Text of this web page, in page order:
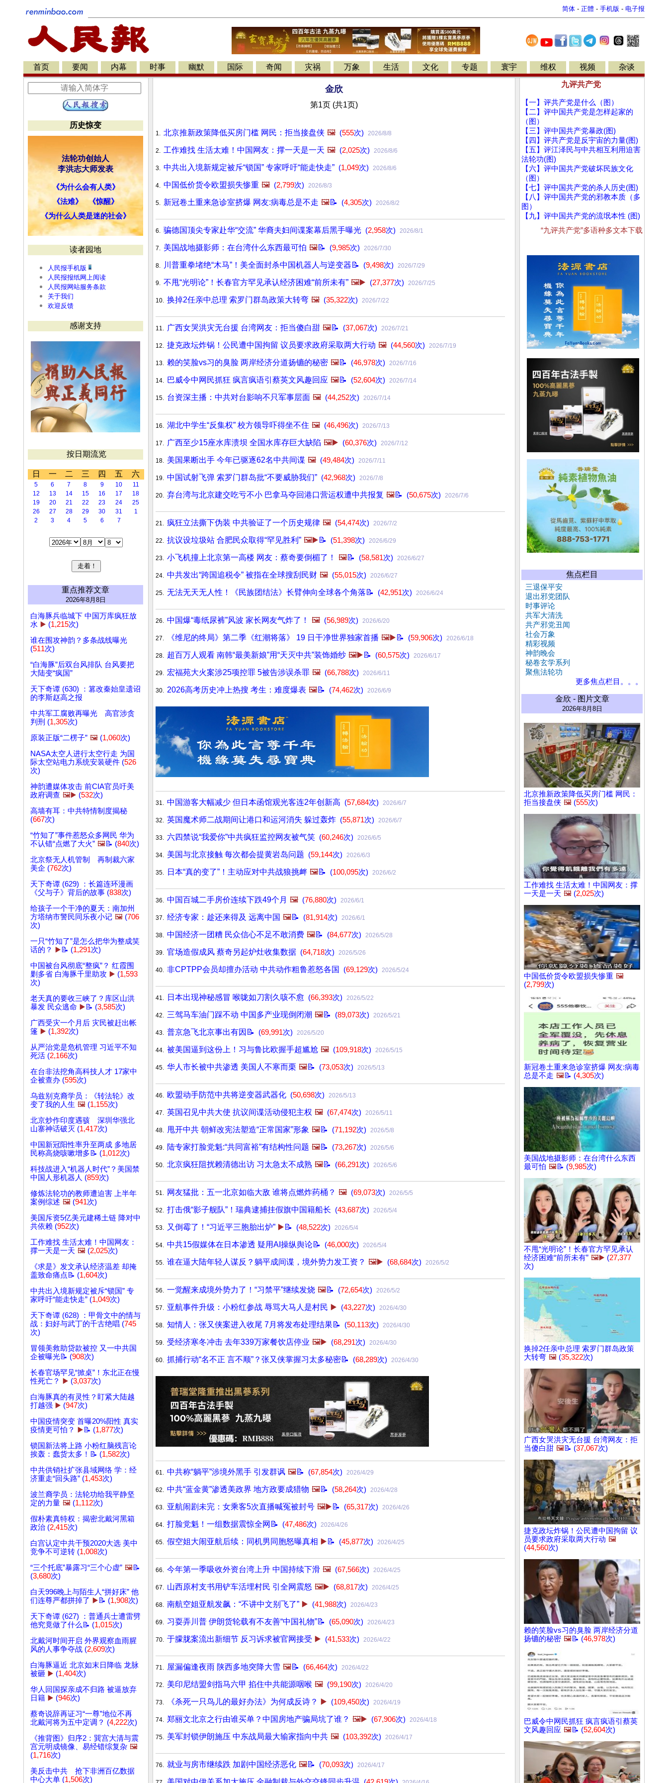
简体 - 正體 - 手机版 - 电子报
首页 要闻 内幕 时事 幽默 国际 奇闻 灾祸 万象 生活 文化 专题 寰宇 维权 视频 杂谈
历史惊变
法轮功创始人
李洪志大师发表
《为什么会有人类》
《法难》
《惊醒》
《为什么人类是迷的社会》
读者园地
人民报手机版
人民报报纸网上阅读
人民报网站服务条款
关于我们
欢迎反馈
感谢支持
按日期流览
日 一 二 三 四 五 六
5 6 7 8 9 10
11
12
13 14 15 16 17
18
19
20 21 22 23 24
25
26
27 28 29 30 31
1
2
3 4 5 6 7
重点推荐文章
2026年8月8日
白海豚兵临城下 中国万库疯狂放
水 ▶️ (1,215次)
谁在围攻神韵？多条战线曝光
(511次)
“白海豚”后双台风排队 台风要把
大陆变“疯国”
天下奇谭 (630) ：篡改秦始皇遗诏
的李斯赵高之报
中共军工腐败再曝光 高官涉贪
判刑 (1,305次)
原装正版“二楞子” 🖼️ (1,060次)
NASA太空人进行太空行走 为国
际太空站电力系统安装硬件 (526
次)
神韵遭媒体攻击 前CIA官员吁美
政府调查 🖼️▶️ (532次)
高墙有耳：中共特情制度揭秘
(667次)
“竹知了”事件惹怒众多网民 华为
不认错“点燃了大火” 🖼️📝 (840次)
北京祭无人机管制 再制裁六家
美企 (762次)
天下奇谭 (629) ：长篇连环漫画
《父与子》背后的故事 (838次)
给孩子一个干净的夏天：南加州
方塔纳市警民同乐夜小记 🖼️ (706
次)
一只“竹知了”是怎么把华为整成笑
话的？
▶️📝 (1,291次)
中国被台风彻底“整疯”？ 红霞围
剿多省 白海豚千里助攻 ▶️ (1,593
次)
老天真的要收三峡了？库区山洪
暴发 民众逃命 ▶️📝 (3,585次)
广西受灾一个月后 灾民被赶出帐
篷 ▶️ (1,392次)
从严治党是危机管理 习近平不知
死活 (2,166次)
在台非法挖角高科技人才 17家中
企被查办 (595次)
乌兹别克裔学员：《转法轮》改
变了我的人生 🖼️ (1,155次)
北京炒作印度遇骇 深圳华强北
山寨神话破灭 (1,417次)
中国新冠阳性率升至两成 多地居
民称高烧咳嗽增多📝 (1,012次)
科技战进入“机器人时代”？美国禁
中国人形机器人 (859次)
修炼法轮功的教师遭迫害 上半年
案例综述 🖼️ (941次)
美国斥资5亿美元建稀土链 降对中
共依赖 (952次)
工作难找 生活太难！中国网友：
撑一天是一天 🖼️ (2,025次)
《求是》发文承认经济温差 却掩
盖致命痛点📝 (1,604次)
中共出入境新规定被斥“锁国” 专
家呼吁“能走快走” (1,049次)
天下奇谭 (628) ：甲骨文中的情与
战：妇好与武丁的千古绝唱 (745
次)
冒领美救助贷款被控 又一中共国
企被曝光📝 (908次)
长春官场罕见“掀桌”！东北正在慢
性死亡？
▶️ (3,037次)
白海豚真的有灵性？盯紧大陆越
打越强 ▶️ (947次)
中国疫情突变 首曝20%阳性 真实
疫情更可怕？
▶️📝 (1,877次)
锁国新法将上路 小粉红脑残言论
挨轰：蠢货太多！📝 (1,582次)
中共供销社扩张县域网络 学：经
济重走“回头路” (1,453次)
波兰裔学员：法轮功给我平静坚
定的力量 🖼️ (1,112次)
假朴素真特权：揭密北戴河黑箱
政治 (2,415次)
白宫认定中共干预2020大选 美中
竞争不可逆转 (1,008次)
“三个托底”暴露习“三个心虚” 🖼️📝
(3,680次)
白天996晚上与陌生人“拼好床” 他
们连尊严都拼掉了 ▶️📝 (1,908次)
天下奇谭 (627) ：普通兵士遭雷劈
他究竟做了什么📝 (1,015次)
北戴河时间开启 外界观察血雨腥
风的人事争夺战 (2,609次)
白海豚逼近 北京如末日降临 龙脉
被砸 ▶️ (1,404次)
华人回国探亲成不归路 被逼放弃
日籍 ▶️ (946次)
蔡奇说辞再证习“一尊”地位不再
北戴河将为五中定调？ (4,222次)
《推背图》归序2：巽宫大清与震
宫元明成镜像、易经错综复杂 🖼️
(1,716次)
美反击中共 抢下非洲百亿数据
中心大单 (1,506次)
金欣
第1页 (共1页)
1. 北京推新政策降低买房门槛 网民：拒当接盘侠 🖼️ (555次) 2026/8/8
2. 工作难找 生活太难！中国网友：撑一天是一天 🖼️ (2,025次) 2026/8/6
3. 中共出入境新规定被斥“锁国” 专家呼吁“能走快走” (1,049次) 2026/8/6
4. 中国低价货令欧盟损失惨重 🖼️ (2,799次) 2026/8/3
5. 新冠卷土重来急诊室挤爆 网友:病毒总是不走 🖼️📝 (4,305次) 2026/8/2
6. 骗德国顶尖专家赴华“交流” 华裔夫妇间谍案幕后黑手曝光 (2,958次) 2026/8/1
7. 美国战地摄影师：在台湾什么东西最可怕 🖼️📝 (9,985次) 2026/7/30
8. 川普重拳堵绝“木马”！美全面封杀中国机器人与逆变器📝 (9,498次) 2026/7/29
9. 不甩“光明论”！长春官方罕见承认经济困难“前所未有” 🖼️▶️ (27,377次) 2026/7/25
10. 换掉2任亲中总理 索罗门群岛政策大转弯 🖼️ (35,322次) 2026/7/22
11. 广西女哭洪灾无台援 台湾网友：拒当傻白甜 🖼️📝 (37,067次) 2026/7/21
12. 捷克政坛炸锅！公民遭中国拘留 议员要求政府采取两大行动 🖼️ (44,560次) 2026/7/19
13. 赖的笑脸vs习的臭脸 两岸经济分道扬镳的秘密 🖼️📝 (46,978次) 2026/7/16
14. 巴威令中网民抓狂 疯言疯语引蔡英文风趣回应 🖼️📝 (52,604次) 2026/7/14
15. 台资深主播：中共对台影响不只军事层面 🖼️ (44,252次) 2026/7/14
16. 湖北中学生“反集权” 校方领导吓得坐不住 🖼️ (46,496次) 2026/7/13
17. 广西至少15座水库溃坝 全国水库存巨大缺陷 🖼️▶️ (60,376次) 2026/7/12
18. 美国果断出手 今年已驱逐62名中共间谍 🖼️ (49,484次) 2026/7/11
19. 中国试射飞弹 索罗门群岛批“不要威胁我们” (42,968次) 2026/7/8
20. 弃台湾与北京建交吃亏不小 巴拿马夺回港口营运权遭中共报复 🖼️📝 (50,675次) 2026/7/6
21. 疯狂立法撕下伪装 中共验证了一个历史规律 🖼️ (54,474次) 2026/7/2
22. 抗议设垃圾站 合肥民众取得“罕见胜利” 🖼️▶️ 📝 (51,398次) 2026/6/29
23. 小飞机撞上北京第一高楼 网友：蔡奇要倒楣了！ 🖼️📝 (58,581次) 2026/6/27
24. 中共发出“跨国追税令” 被指在全球搜刮民财 🖼️ (55,015次) 2026/6/27
25. 无法无天无人性！《民族团结法》长臂伸向全球各个角落📝 (42,951次) 2026/6/24
26. 中国爆“毒纸尿裤”风波 家长网友气炸了！ 🖼️ (56,989次) 2026/6/20
27. 《维尼的终局》第二季《红潮将落》 19 日干净世界独家首播 🖼️▶️ 📝 (59,906次) 2026/6/18
28. 超百万人观看 南韩“最美新娘”用“天灭中共”装饰婚纱 🖼️▶️ 📝 (60,575次) 2026/6/17
29. 宏福苑大火案涉25项控罪 5被告涉误杀罪 🖼️ (66,788次) 2026/6/11
30. 2026高考历史冲上热搜 考生：难度爆表 🖼️📝 (74,462次) 2026/6/9
31. 中国游客大幅减少 但日本函馆观光客连2年创新高 (57,684次) 2026/6/7
32. 英国魔术师二战期间让港口和运河消失 躲过轰炸 (55,871次) 2026/6/7
33. 六四禁说“我爱你”中共疯狂监控网友被气笑 (60,246次) 2026/6/5
34. 美国与北京接触 每次都会提黄岩岛问题 (59,144次) 2026/6/3
35. 日本“真的变了”！主动应对中共战狼挑衅 🖼️📝 (100,095次) 2026/6/2
36. 中国百城二手房价连续下跌49个月 🖼️ (76,880次) 2026/6/1
37. 经济专家：趁还来得及 远离中国 🖼️📝 (81,914次) 2026/6/1
38. 中国经济一团糟 民众信心不足不敢消费 🖼️📝 (84,677次) 2026/5/28
39. 官场造假成风 蔡奇另起炉灶收集数据 (64,718次) 2026/5/26
40. 非CPTPP会员却擅办活动 中共动作粗鲁惹怒各国 (69,129次) 2026/5/24
41. 日本出现神秘感冒 喉咙如刀割久咳不愈 (66,393次) 2026/5/22
42. 三驾马车油门踩不动 中国多产业现倒闭潮 🖼️📝 (89,073次) 2026/5/21
43. 普京急飞北京事出有因📝 (69,991次) 2026/5/20
44. 被美国逼到这份上！习与鲁比欧握手超尴尬 🖼️ (109,918次) 2026/5/15
45. 华人市长被中共渗透 美国人不寒而栗 🖼️📝 (73,053次) 2026/5/13
46. 欧盟动手防范中共将逆变器武器化 (50,698次) 2026/5/13
47. 英国召见中共大使 抗议间谍活动侵犯主权 🖼️ (67,474次) 2026/5/11
48. 甩开中共 朝鲜改宪法塑造“正常国家”形象 🖼️📝 (71,192次) 2026/5/8
49. 陆专家打脸党魁:“共同富裕”有结构性问题 🖼️📝 (73,267次) 2026/5/6
50. 北京疯狂阻扰赖清德出访 习太急太不成熟 🖼️📝 (66,291次) 2026/5/6
51. 网友猛批：五一北京如临大敌 谁将点燃炸药桶？ 🖼️ (69,073次) 2026/5/5
52. 打击俄“影子舰队”！瑞典逮捕挂假旗中国籍船长 (43,687次) 2026/5/4
53. 又倒霉了！“习近平三胞胎出炉” ▶️ 📝 (48,522次) 2026/5/4
54. 中共15假媒体在日本渗透 疑用AI操纵舆论📝 (46,000次) 2026/5/4
55. 谁在逼大陆年轻人谋反？躺平成间谍，境外势力发工资？ 🖼️▶️ (68,684次) 2026/5/2
56. 一觉醒来成境外势力了！“习禁平”继续发烧 🖼️📝 (72,654次) 2026/5/2
57. 亚航事件升级：小粉红参战 辱骂大马人是村民 ▶️ (43,227次) 2026/4/30
58. 知情人：张又侠案进入收尾 7月将发布处理结果📝 (50,113次) 2026/4/30
59. 受经济寒冬冲击 去年339万家餐饮店停业 🖼️▶️ (68,291次) 2026/4/30
60. 抓捕行动“名不正 言不顺”？张又侠掌握习太多秘密📝 (68,289次) 2026/4/30
61. 中共称“躺平”涉境外黑手 引发群讽 🖼️📝 (67,854次) 2026/4/29
62. 中共“蓝金黄”渗透美政界 地方政要成猎物 🖼️📝 (58,264次) 2026/4/28
63. 亚航闹剧未完：女乘客5次直播喊冤被封号 🖼️▶️ 📝 (65,317次) 2026/4/26
64. 打脸党魁！一组数据震惊全网📝 (47,486次) 2026/4/26
65. 假空姐大闹亚航后续：同机男同胞怒曝真相 ▶️ 📝 (45,877次) 2026/4/25
66. 今年第一季吸收外资台湾上升 中国持续下滑 🖼️ (67,566次) 2026/4/25
67. 山西原村支书用铲车活埋村民 引全网震怒 🖼️▶️ (68,817次) 2026/4/25
68. 南航空姐亚航发飙：“不讲中文别飞了” ▶️ (41,988次) 2026/4/23
69. 习耍弄川普 伊朗货轮载有不友善“中国礼物”📝 (65,090次) 2026/4/23
70. 于朦胧案流出新细节 反习诉求被官网接受 ▶️ (41,533次) 2026/4/22
71. 屋漏偏逢夜雨 陕西多地突降大雪 🖼️📝 (66,464次) 2026/4/22
72. 美印尼结盟剑指马六甲 掐住中共能源咽喉 🖼️ (99,190次) 2026/4/20
73. 《杀死一只鸟儿的最好办法》为何成反诗？ ▶️ (109,450次) 2026/4/19
74. 郑丽文北京之行由谁买单？中国房地产骗局坑了谁？ 🖼️▶️ (67,906次) 2026/4/18
75. 美军封锁伊朗施压 中东战局最大输家指向中共 🖼️ (103,392次) 2026/4/17
76. 就业与房市继续跌 加剧中国经济恶化 🖼️📝 (70,093次) 2026/4/17
九评共产党
【一】评共产党是什么（图）
【二】评中国共产党是怎样起家的
（图）
【三】评中国共产党暴政(图)
【四】评共产党是反宇宙的力量(图)
【五】评江泽民与中共相互利用迫害
法轮功(图)
【六】评中国共产党破坏民族文化
（图）
【七】评中国共产党的杀人历史(图)
【八】评中国共产党的邪教本质（多
图）
【九】评中国共产党的流氓本性 (图)
“九评共产党”多语种多文本下载
焦点栏目
三退保平安
退出邪党团队
时事评论
共军大清洗
共产邪党丑闻
社会万象
精彩视频
神韵晚会
秘卷玄学系列
聚焦法轮功
更多焦点栏目。。。
金欣 - 图片文章
2026年8月8日
北京推新政策降低买房门槛 网民：
拒当接盘侠 🖼️ (555次)
工作难找 生活太难！中国网友：撑
一天是一天 🖼️ (2,025次)
中国低价货令欧盟损失惨重 🖼️
(2,799次)
新冠卷土重来急诊室挤爆 网友:病毒
总是不走 🖼️📝 (4,305次)
美国战地摄影师：在台湾什么东西
最可怕 🖼️📝 (9,985次)
不甩“光明论”！长春官方罕见承认
经济困难“前所未有” 🖼️▶️ (27,377
次)
换掉2任亲中总理 索罗门群岛政策
大转弯 🖼️ (35,322次)
广西女哭洪灾无台援 台湾网友：拒
当傻白甜 🖼️📝 (37,067次)
捷克政坛炸锅！公民遭中国拘留 议
员要求政府采取两大行动 🖼️
(44,560次)
赖的笑脸vs习的臭脸 两岸经济分道
扬镳的秘密 🖼️📝 (46,978次)
巴威令中网民抓狂 疯言疯语引蔡英
文风趣回应 🖼️📝 (52,604次)